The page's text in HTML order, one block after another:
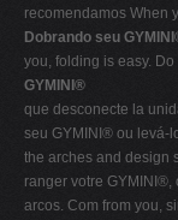
recomendamos When
Dobrando seu
you, folding is easy.
GYMINI®
que desconecte la
seu GYMINI® ou levá-
the arches and design
ranger votre
arcos. Com from you,